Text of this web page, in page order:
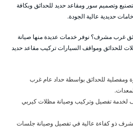
وتصميم سور ومقاعد حديد للحدائق وبكافة
حديدية عالية الجودة.
غرب مشرف؟ نوفر خدمات عديدة منها صيانة
للحدائق ومواقف السيارات تركيب مقاعد حديد
ومفصلية للحدائق بواسطة حداد عام غرب
لخدمة تفصيل وتركيب وصيانة مظلات كيربي
ذو كفاءة عالية في تفصيل وصيانة جلسات